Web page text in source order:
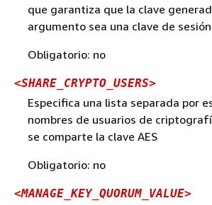
que garantiza que la clave
argumento sea una clave de
Obligatorio: no
<SHARE_CRYPTO_USERS>
Especifica una lista separada por
nombres de usuarios de
se comparte la clave AES
Obligatorio: no
<MANAGE_KEY_QUORUM_VALUE>